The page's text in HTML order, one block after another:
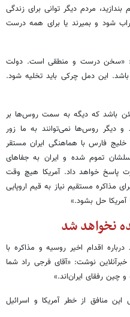
مردم دیگر توانی برای زندگی
شود و بمیرند یا برای همه درست
«سخن درست و منطقی است. دولت
این دمل چرکی باید تخلیه شود.
باشد که دیگه به سمت روس‌ها بر
و دیگر روس‌ها نمی‌توانند به ما زور
خلیج فارس با هماهنگی ایران مستقر
تموم شده و ایران به جفاهای
پاسخ خواهد داد. آمریکا هیچ وقت
مذاکره مستقیم نیاز به قیم اروپایی
آمریکا حل بشود.»
نخواهد شد
درباره اقدام اخیر روسیه و مذاکره با
خبرآنلاین نوشت: «آقای فرجی راد شما
چین رفقای ایران‌اند.»
منافق از خطر آمریکا و اسرائیل